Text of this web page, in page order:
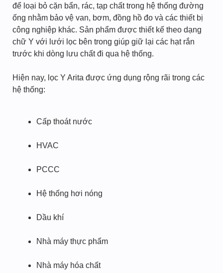
để loại bỏ cặn bẩn, rác, tạp chất trong hệ thống đường
ống nhằm bảo vệ van, bơm, đồng hồ đo và các thiết bị
công nghiệp khác. Sản phẩm được thiết kế theo dạng
chữ Y với lưới lọc bên trong giúp giữ lại các hạt rắn
trước khi dòng lưu chất đi qua hệ thống.
Hiện nay, lọc Y Arita được ứng dụng rộng rãi trong các
hệ thống:
Cấp thoát nước
HVAC
PCCC
Hệ thống hơi nóng
Dầu khí
Nhà máy thực phẩm
Nhà máy hóa chất